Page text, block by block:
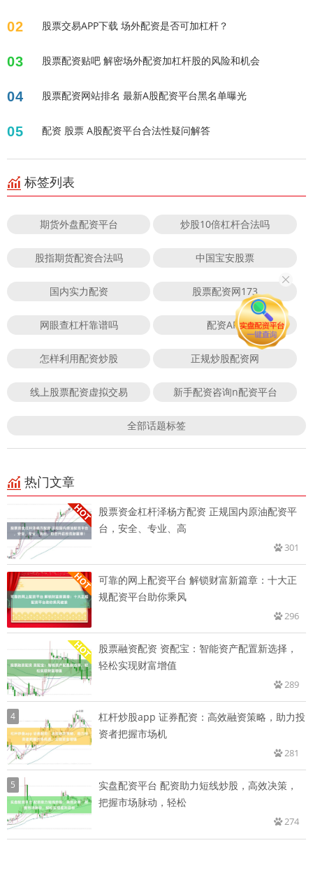
02 股票交易APP下载 场外配资是否可加杠杆？
03 股票配资贴吧 解密场外配资加杠杆股的风险和机会
04 股票配资网站排名 最新A股配资平台黑名单曝光
05 配资 股票 A股配资平台合法性疑问解答
标签列表
期货外盘配资平台 炒股10倍杠杆合法吗
股指期货配资合法吗 中国宝安股票
国内实力配资 股票配资网173
网眼查杠杆靠谱吗 配资APP
怎样利用配资炒股 正规炒股配资网
线上股票配资虚拟交易 新手配资咨询n配资平台
全部话题标签
热门文章
股票资金杠杆泽杨方配资 正规国内原油配资平
台，安全、专业、高
301
可靠的网上配资平台 解锁财富新篇章：十大正
规配资平台助你乘风
296
股票融资配资 资配宝：智能资产配置新选择，
轻松实现财富增值
289
4
杠杆炒股app 证券配资：高效融资策略，助力投
资者把握市场机
281
5
实盘配资平台 配资助力短线炒股，高效决策，
把握市场脉动，轻松
274